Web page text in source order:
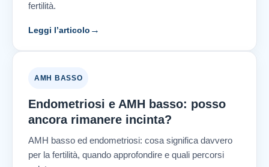
fertilità.
Leggi l’articolo →
AMH BASSO
Endometriosi e AMH basso: posso
ancora rimanere incinta?
AMH basso ed endometriosi: cosa significa davvero
per la fertilità, quando approfondire e quali percorsi